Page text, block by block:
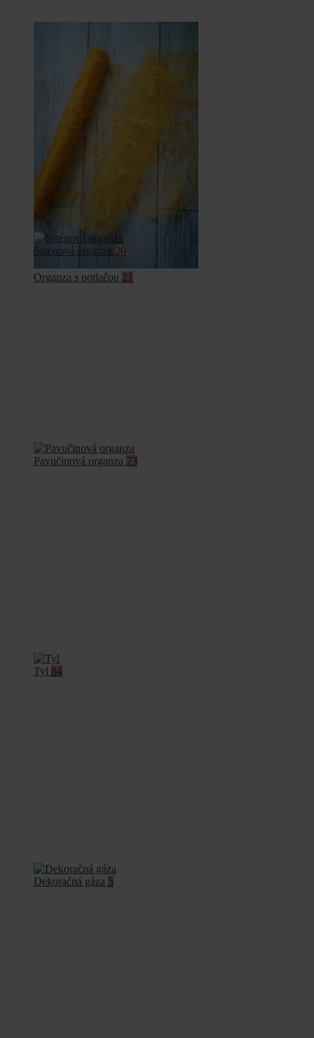
Organza s potlačou 21
Saténová organza 20
Pavučinová organza 73
Tyl 84
Dekoračná gáza 5